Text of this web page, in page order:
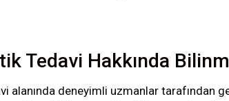
Tedavi Hakkında
alanında deneyimli uzmanlar